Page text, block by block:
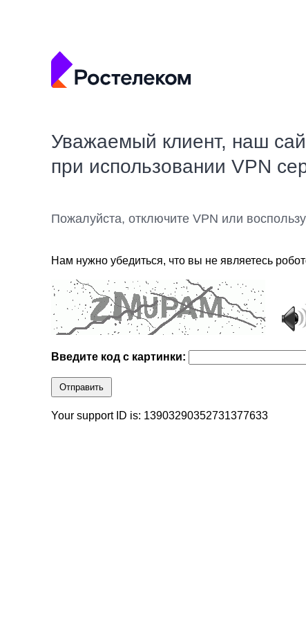
Уважаемый клиент, наш
при использовании VPN
Пожалуйста, отключите VPN или
Нам нужно убедиться, что вы не являетесь
Введите код с картинки:
Отправить
Your support ID is: 13903290352731377633